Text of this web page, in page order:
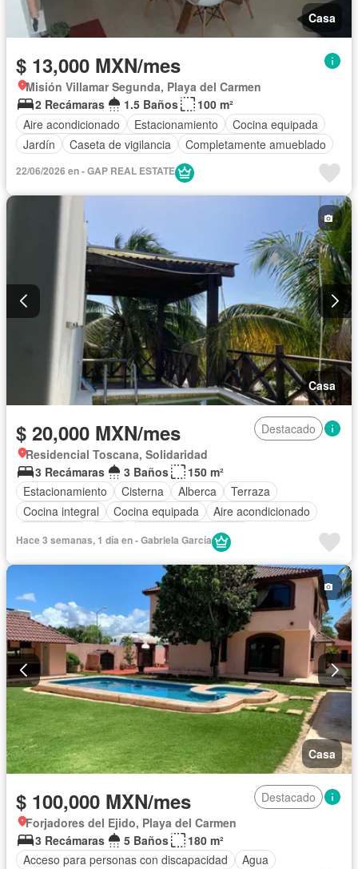
Casa
$ 13,000 MXN/mes
Misión Villamar Segunda, Playa del Carmen
2 Recámaras
1.5 Baños
100 m²
Aire acondicionado
Estacionamiento
Cocina equipada
Jardín
Caseta de vigilancia Completamente amueblado
22/06/2026 en - GAP REAL ESTATE
Casa
$ 20,000 MXN/mes
Destacado
Residencial Toscana, Solidaridad
3 Recámaras
3 Baños
150 m²
Estacionamiento
Cisterna Alberca
Terraza
Cocina integral
Cocina equipada
Aire acondicionado
Recámara con closet
Parcialmente amueblado
Hace 3 semanas, 1 día en - Gabriela García
Casa
$ 100,000 MXN/mes
Destacado
Forjadores del Ejido, Playa del Carmen
3 Recámaras
5 Baños
180 m²
Acceso para personas con discapacidad
Agua